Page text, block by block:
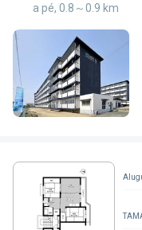
a pé, 0.8～0.9 km